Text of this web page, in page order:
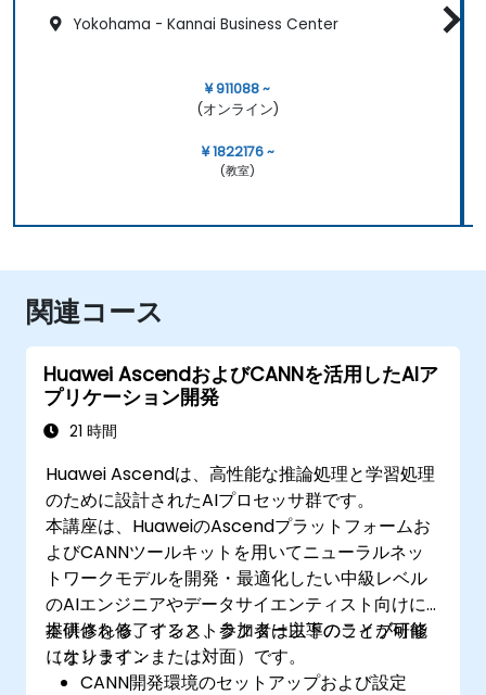
Yokohama - Kannai Business Center
¥ 911088 ~
(オンライン)
¥ 1822176 ~
(教室)
関連コース
Huawei AscendおよびCANNを活用したAIア
プリケーション開発
21 時間
Huawei Ascendは、高性能な推論処理と学習処理
のために設計されたAIプロセッサ群です。
本講座は、HuaweiのAscendプラットフォームお
よびCANNツールキットを用いてニューラルネッ
トワークモデルを開発・最適化したい中級レベル
のAIエンジニアやデータサイエンティスト向けに
提供される、インストラクター主導のライブ研修
（オンラインまたは対面）です。
本研修を修了すると、参加者は以下のことが可能
になります：
CANN開発環境のセットアップおよび設定